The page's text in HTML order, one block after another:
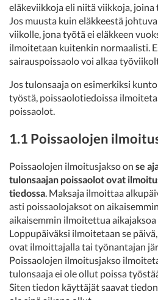
eläkeviikkoja eli niitä viikkoja, joina
Jos muusta kuin eläkkeestä
viikolle, jona työtä ei eläkkeen
ilmoitetaan kuitenkin normaalisti.
sairauspoissaolo voi alkaa
Jos tulonsaaja on esimerkiksi
työstä, poissaolotiedoissa
poissaolot.
1.1 Poissaolojen
Poissaolojen ilmoitusjakso on se
tulonsaajan poissaolot ovat
tiedossa. Maksaja ilmoittaa
asti poissaolojaksot on
aikaisemmin ilmoitettua aikajaksoa
Loppupäiväksi ilmoitetaan se
ovat ilmoittajalla tai työnantajan
Poissaolojen ilmoitusjakso
tulonsaaja ei ole ollut poissa
Siten tiedon käyttäjät saavat